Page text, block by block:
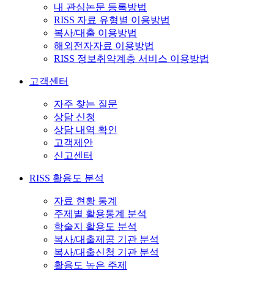
내 관심논문 등록방법
RISS 자료 유형별 이용방법
복사/대출 이용방법
해외전자자료 이용방법
RISS 정보취약계층 서비스 이용방법
고객센터
자주 찾는 질문
상담 신청
상담 내역 확인
고객제안
신고센터
RISS 활용도 분석
자료 현황 통계
주제별 활용통계 분석
학술지 활용도 분석
복사/대출제공 기관 분석
복사/대출신청 기관 분석
활용도 높은 주제